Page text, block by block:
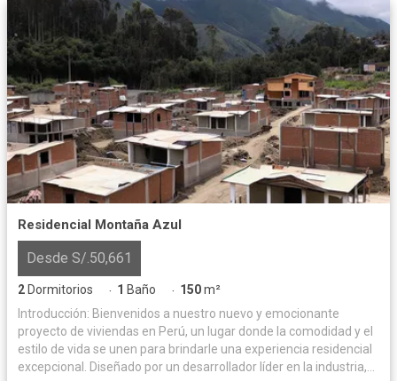
Residencial Montaña Azul
Desde S/.50,661
2 Dormitorios · 1 Baño · 150m²
Introducción: Bienvenidos a nuestro nuevo y emocionante
proyecto de viviendas en Perú, un lugar donde la comodidad y el
estilo de vida se unen para brindarle una experiencia residencial
excepcional. Diseñado por un desarrollador líder en la industria,